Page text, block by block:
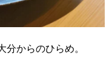
からのひらめ。